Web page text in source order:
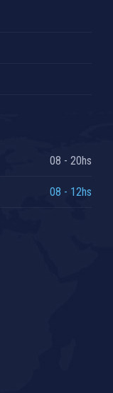
08 - 20hs
08 - 12hs